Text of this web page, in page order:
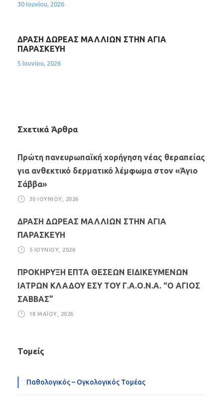
30 Ιουνίου, 2026
ΔΡΑΣΗ ΔΩΡΕΑΣ ΜΑΛΛΙΩΝ ΣΤΗΝ ΑΓΙΑ
ΠΑΡΑΣΚΕΥΗ
5 Ιουνίου, 2026
Σχετικά Άρθρα
Πρώτη πανευρωπαϊκή χορήγηση νέας θεραπείας
για ανθεκτικό δερματικό λέμφωμα στον «Άγιο
Σάββα»
30 ΙΟΥΝΊΟΥ, 2026
ΔΡΑΣΗ ΔΩΡΕΑΣ ΜΑΛΛΙΩΝ ΣΤΗΝ ΑΓΙΑ
ΠΑΡΑΣΚΕΥΗ
5 ΙΟΥΝΊΟΥ, 2026
ΠΡΟΚΗΡΥΞΗ ΕΠΤΑ ΘΕΣΕΩΝ ΕΙΔΙΚΕΥΜΕΝΩΝ
ΙΑΤΡΩΝ ΚΛΑΔΟΥ ΕΣΥ ΤΟΥ Γ.Α.Ο.Ν.Α. “Ο ΑΓΙΟΣ
ΣΑΒΒΑΣ”
18 ΜΑΪ́ΟΥ, 2026
Τομείς
Παθολογικός – Ογκολογικός Τομέας